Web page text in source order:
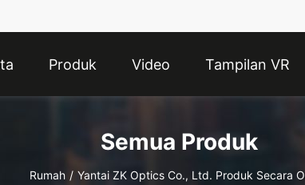
Produk Video Tampilan VR
Semua Produk
Rumah / Yantai ZK Optics Co., Ltd. Produk Secara